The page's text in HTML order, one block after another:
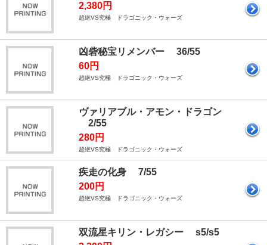
2,380円
超絶VS究極 ドラゴニック・ウォーズ
凶砦秘宝リメンバー 36/55
60円
超絶VS究極 ドラゴニック・ウォーズ
ヴァリアブル・アモン・ドラゴン
2/55
280円
超絶VS究極 ドラゴニック・ウォーズ
疾走の化身 7/55
200円
超絶VS究極 ドラゴニック・ウォーズ
双流星キリン・レガシー s5/s5